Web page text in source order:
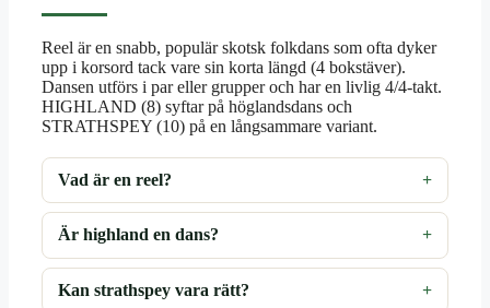
Reel är en snabb, populär skotsk folkdans som ofta dyker
upp i korsord tack vare sin korta längd (4 bokstäver).
Dansen utförs i par eller grupper och har en livlig 4/4-takt.
HIGHLAND (8) syftar på höglandsdans och
STRATHSPEY (10) på en långsammare variant.
Vad är en reel?
Är highland en dans?
Kan strathspey vara rätt?